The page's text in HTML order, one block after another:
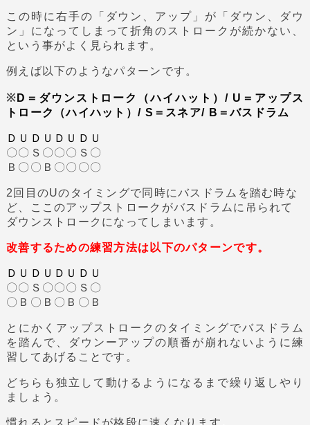
この時に右手の「ダウン、アップ」が「ダウン、ダウ
ン」になってしまって折角のストロークが続かない、
という事がよく見られます。
例えば以下のようなパターンです。
※ D＝ダウンストローク（ハイハット）/ U＝アップス
トローク（ハイハット）/ S＝スネア/ B＝バスドラム
ＤＵＤＵＤＵＤＵ
〇〇Ｓ〇〇〇Ｓ〇
Ｂ〇〇Ｂ〇〇〇〇
2回目のUのタイミングで同時にバスドラムを踏む時な
ど、ここのアップストロークがバスドラムに吊られて
ダウンストロークになってしまいます。
改善するための練習方法は以下のパターンです。
ＤＵＤＵＤＵＤＵ
〇〇Ｓ〇〇〇Ｓ〇
〇Ｂ〇Ｂ〇Ｂ〇Ｂ
とにかくアップストロークのタイミングでバスドラム
を踏んで、ダウンーアップの順番が崩れないように練
習してあげることです。
どちらも独立して動けるようになるまで繰り返しやり
ましょう。